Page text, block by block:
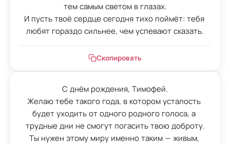
тем самым светом в глазах.
И пусть твоё сердце сегодня тихо поймёт: тебя
любят гораздо сильнее, чем успевают сказать.
Скопировать
С днём рождения, Тимофей.
Желаю тебе такого года, в котором усталость
будет уходить от одного родного голоса, а
трудные дни не смогут погасить твою доброту.
Ты нужен этому миру именно таким — живым,